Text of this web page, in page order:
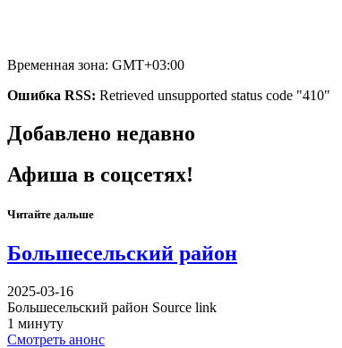
Временная зона: GMT+03:00
Ошибка RSS: Retrieved unsupported status code "410"
Добавлено недавно
Афиша в соцсетях!
Читайте дальше
Большесельский район
2025-03-16
Большесельский район Source link
1 минуту
Смотреть анонс